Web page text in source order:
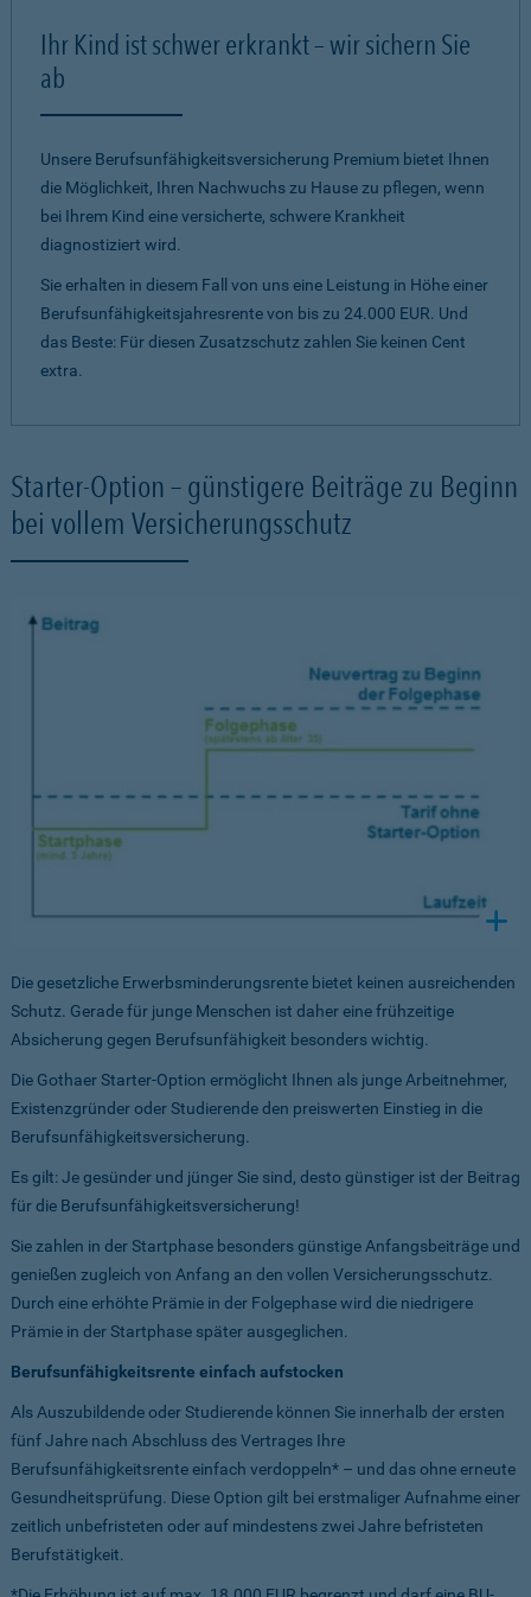
Ihr Kind ist schwer erkrankt – wir sichern Sie
ab
Unsere Berufsunfähigkeitsversicherung Premium bietet Ihnen
die Möglichkeit, Ihren Nachwuchs zu Hause zu pflegen, wenn
bei Ihrem Kind eine versicherte, schwere Krankheit
diagnostiziert wird.
Sie erhalten in diesem Fall von uns eine Leistung in Höhe einer
Berufsunfähigkeitsjahresrente von bis zu 24.000 EUR. Und
das Beste: Für diesen Zusatzschutz zahlen Sie keinen Cent
extra.
Starter-Option – günstigere Beiträge zu Beginn
bei vollem Versicherungsschutz
Die gesetzliche Erwerbsminderungsrente bietet keinen ausreichenden
Schutz. Gerade für junge Menschen ist daher eine frühzeitige
Absicherung gegen Berufsunfähigkeit besonders wichtig.
Die Gothaer Starter-Option ermöglicht Ihnen als junge Arbeitnehmer,
Existenzgründer oder Studierende den preiswerten Einstieg in die
Berufsunfähigkeitsversicherung.
Es gilt: Je gesünder und jünger Sie sind, desto günstiger ist der Beitrag
für die Berufsunfähigkeitsversicherung!
Sie zahlen in der Startphase besonders günstige Anfangsbeiträge und
genießen zugleich von Anfang an den vollen Versicherungsschutz.
Durch eine erhöhte Prämie in der Folgephase wird die niedrigere
Prämie in der Startphase später ausgeglichen.
Berufsunfähigkeitsrente einfach aufstocken
Als Auszubildende oder Studierende können Sie innerhalb der ersten
fünf Jahre nach Abschluss des Vertrages Ihre
Berufsunfähigkeitsrente einfach verdoppeln* – und das ohne erneute
Gesundheitsprüfung. Diese Option gilt bei erstmaliger Aufnahme einer
zeitlich unbefristeten oder auf mindestens zwei Jahre befristeten
Berufstätigkeit.